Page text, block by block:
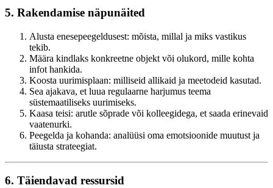
5. Rakendamise näpunäited
Alusta enesepeegeldusest: mõista, millal ja miks vastikus
tekib.
Määra kindlaks konkreetne objekt või olukord, mille kohta
infot hankida.
Koosta uurimisplaan: milliseid allikaid ja meetodeid kasutad.
Sea ajakava, et luua regulaarne harjumus teema
süstemaatiliseks uurimiseks.
Kaasa teisi: arutle sõprade või kolleegidega, et saada erinevaid
vaatenurki.
Peegelda ja kohanda: analüüsi oma emotsioonide muutust ja
täiusta strateegiat.
6. Täiendavad ressursid